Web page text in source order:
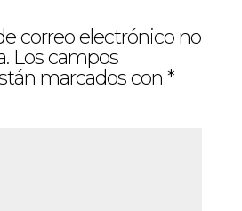
correo electrónico no
Los campos
marcados con *